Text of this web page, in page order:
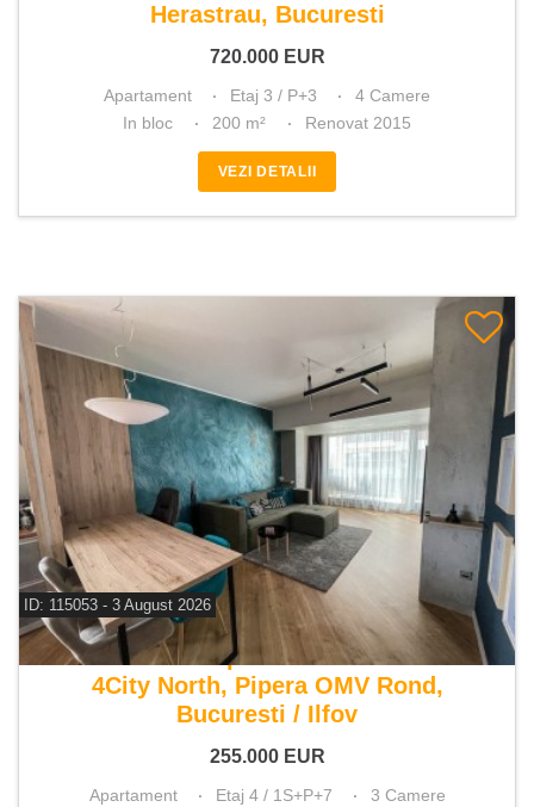
Herastrau, Bucuresti
720.000 EUR
Apartament Etaj 3 / P+3
4 Camere
In bloc
200 m² Renovat 2015
VEZI DETALII
ID: 115053 - 3 August 2026
De vanzare apartament 3 camere
4City North, Pipera OMV Rond,
Bucuresti / Ilfov
255.000 EUR
Apartament Etaj 4 / 1S+P+7 3 Camere